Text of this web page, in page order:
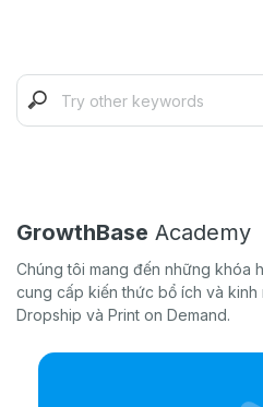
GrowthBase Academy
Chúng tôi mang đến những khóa
cung cấp kiến thức bổ ích và kinh
Dropship và Print on Demand.